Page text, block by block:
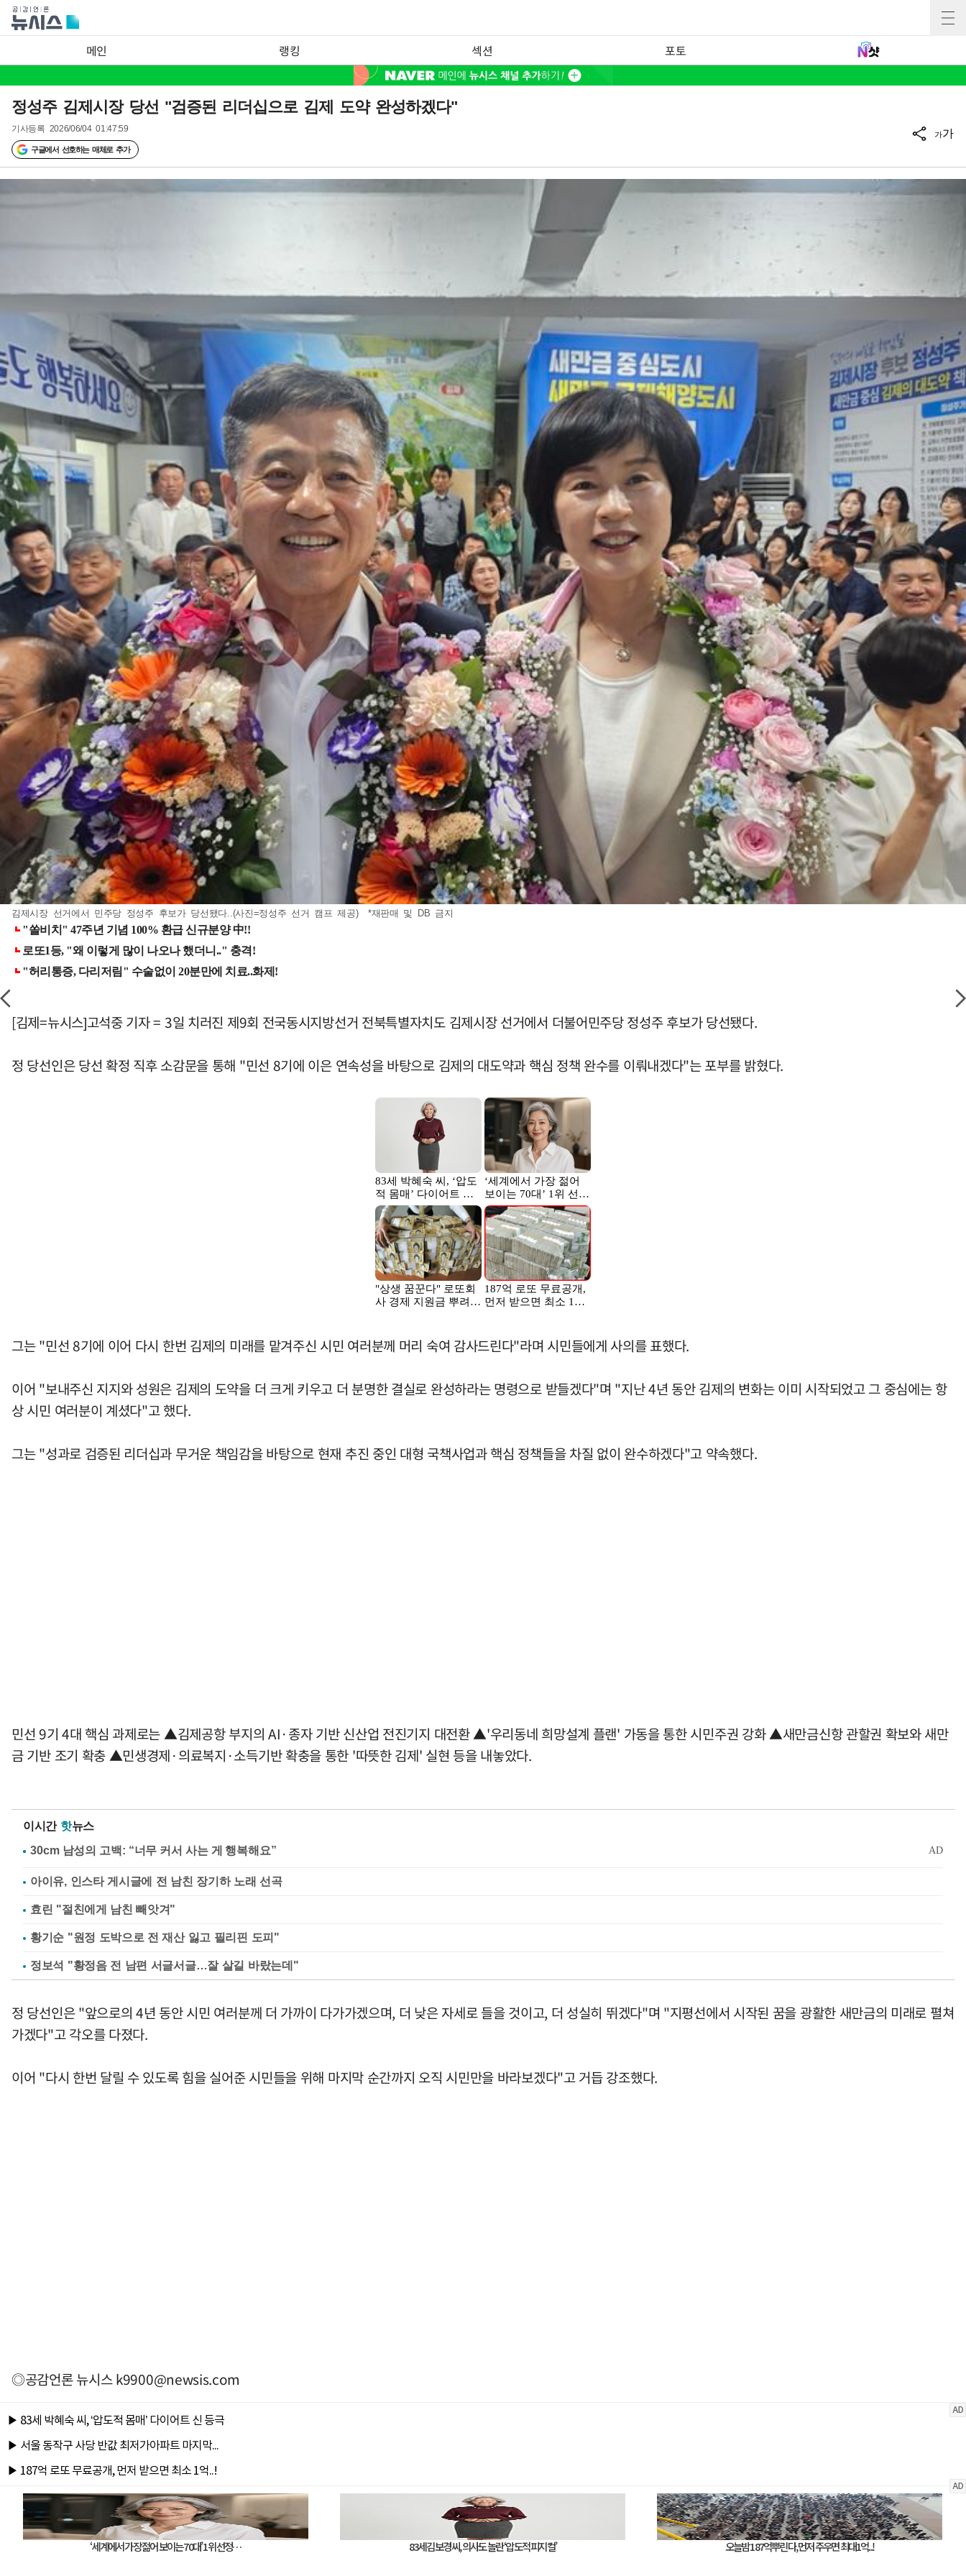
메인 랭킹 섹션 포토
정성주 김제시장 당선 "검증된 리더십으로 김제 도약 완성하겠다"
기사등록 2026/06/04 01:47:59
구글에서 선호하는 매체로 추가
가가
김제시장 선거에서 민주당 정성주 후보가 당선됐다..(사진=정성주 선거 캠프 제공) *재판매 및 DB 금지
[김제=뉴시스]고석중 기자 = 3일 치러진 제9회 전국동시지방선거 전북특별자치도 김제시장 선거에서 더불어민주당 정성주 후보가 당선됐다.
정 당선인은 당선 확정 직후 소감문을 통해 "민선 8기에 이은 연속성을 바탕으로 김제의 대도약과 핵심 정책 완수를 이뤄내겠다"는 포부를 밝혔다.
그는 "민선 8기에 이어 다시 한번 김제의 미래를 맡겨주신 시민 여러분께 머리 숙여 감사드린다"라며 시민들에게 사의를 표했다.
이어 "보내주신 지지와 성원은 김제의 도약을 더 크게 키우고 더 분명한 결실로 완성하라는 명령으로 받들겠다"며 "지난 4년 동안 김제의 변화는 이미 시작되었고 그 중심에는 항
상 시민 여러분이 계셨다"고 했다.
그는 "성과로 검증된 리더십과 무거운 책임감을 바탕으로 현재 추진 중인 대형 국책사업과 핵심 정책들을 차질 없이 완수하겠다"고 약속했다.
민선 9기 4대 핵심 과제로는 ▲김제공항 부지의 AI·종자 기반 신산업 전진기지 대전환 ▲'우리동네 희망설계 플랜' 가동을 통한 시민주권 강화 ▲새만금신항 관할권 확보와 새만
금 기반 조기 확충 ▲민생경제·의료복지·소득기반 확충을 통한 '따뜻한 김제' 실현 등을 내놓았다.
이시간 핫뉴스
아이유, 인스타 게시글에 전 남친 장기하 노래 선곡
효린 "절친에게 남친 빼앗겨"
황기순 "원정 도박으로 전 재산 잃고 필리핀 도피"
정보석 "황정음 전 남편 서글서글…잘 살길 바랐는데"
정 당선인은 "앞으로의 4년 동안 시민 여러분께 더 가까이 다가가겠으며, 더 낮은 자세로 들을 것이고, 더 성실히 뛰겠다"며 "지평선에서 시작된 꿈을 광활한 새만금의 미래로 펼쳐
가겠다"고 각오를 다졌다.
이어 "다시 한번 달릴 수 있도록 힘을 실어준 시민들을 위해 마지막 순간까지 오직 시민만을 바라보겠다"고 거듭 강조했다.
◎공감언론 뉴시스k9900@newsis.com